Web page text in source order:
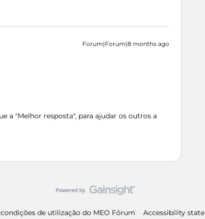
Forum|Forum|8 months ago
a "Melhor resposta", para ajudar os outros a
de utilização do MEO Fórum Accessibility